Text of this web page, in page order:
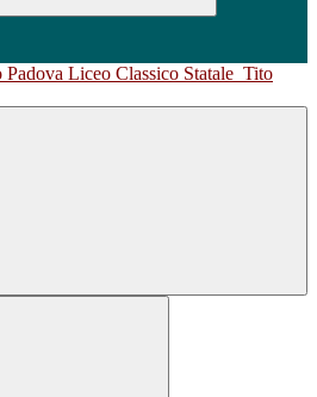
Liceo Classico Statale Tito